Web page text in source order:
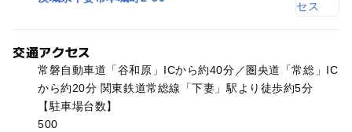
交通アクセス
常磐自動車道「谷和原」ICから約40分／圏央道「常総」IC
から約20分 関東鉄道常総線「下妻」駅より徒歩約5分
【駐車場台数】
500